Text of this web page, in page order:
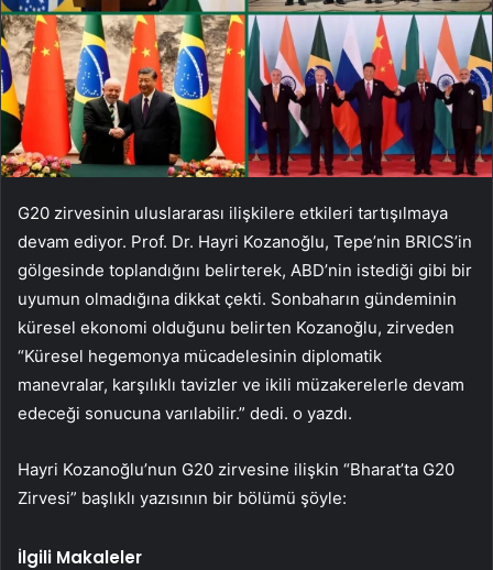
G20 zirvesinin uluslararası ilişkilere etkileri tartışılmaya
devam ediyor. Prof. Dr. Hayri Kozanoğlu, Tepe’nin BRICS’in
gölgesinde toplandığını belirterek, ABD’nin istediği gibi bir
uyumun olmadığına dikkat çekti. Sonbaharın gündeminin
küresel ekonomi olduğunu belirten Kozanoğlu, zirveden
“Küresel hegemonya mücadelesinin diplomatik
manevralar, karşılıklı tavizler ve ikili müzakerelerle devam
edeceği sonucuna varılabilir.” dedi. o yazdı.
Hayri Kozanoğlu’nun G20 zirvesine ilişkin “Bharat’ta G20
Zirvesi” başlıklı yazısının bir bölümü şöyle:
İlgili Makaleler